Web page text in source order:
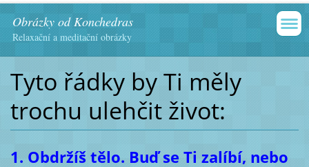
Obrázky od Konchedras
Relaxační a meditační obrázky
Tyto řádky by Ti měly
trochu ulehčit život:
1. Obdržíš tělo. Buď se Ti zalíbí, nebo